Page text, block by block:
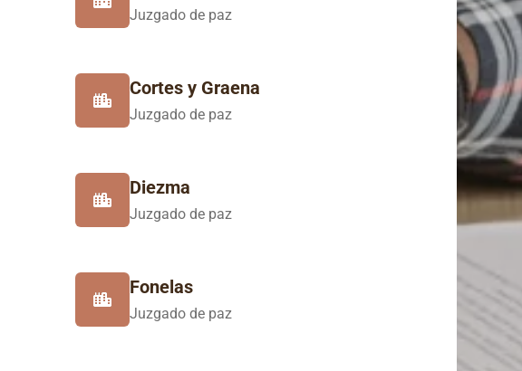
Juzgado de paz
Cortes y Graena
Juzgado de paz
Diezma
Juzgado de paz
Fonelas
Juzgado de paz